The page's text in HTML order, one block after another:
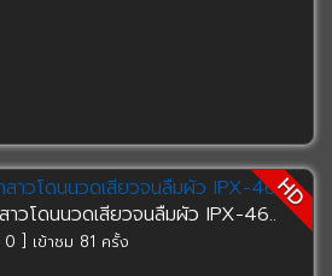
HD
วโดนนวดเสียวจนลืมผัว IPX-46..
0 ] เข้าชม 81 ครั้ง